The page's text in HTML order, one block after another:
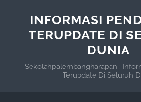
INFORMASI
TERUPDATE DI
DUNIA
Sekolahpalembangharapan :
Terupdate Di Seluruh